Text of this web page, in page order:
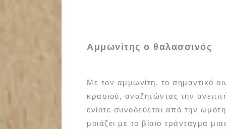
Αμμωνίτης ο θαλασσινός
Με τον αμμωνίτη, το σημαντικό
κρασιού, αναζητώντας την
ενίοτε συνοδεύεται από την
μοιάζει με το βίαιο τράνταγμα